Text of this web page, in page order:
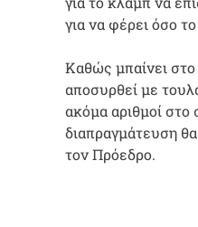
για να φέρει όσο
Καθώς μπαίνει
αποσυρθεί με
ακόμα αριθμοί στο
διαπραγμάτευση
τον Πρόεδρο.